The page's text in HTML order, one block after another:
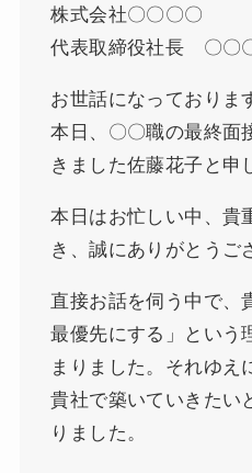
株式会社〇〇〇〇
代表取締役社長 〇〇
お世話になっておりま
本日、〇〇職の最終面
きました佐藤花子と申
本日はお忙しい中、貴
き、誠にありがとうご
直接お話を伺う中で、
最優先にする」という
まりました。それゆえ
貴社で築いていきたい
りました。